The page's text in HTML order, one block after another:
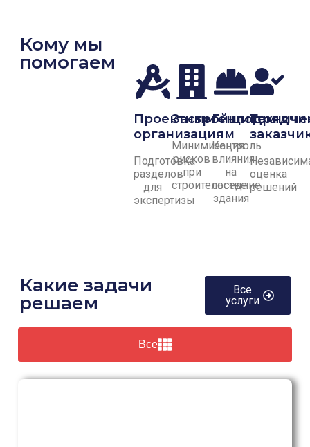
Кому мы
помогаем
Проектным
организациям
Подготовка
разделов
для
экспертизы
Застройщикам
Минимизация
рисков
при
строительстве
Контроль
влияния
на
соседние
здания
оценка
решений
Какие задачи
решаем
Все
услуги
Все